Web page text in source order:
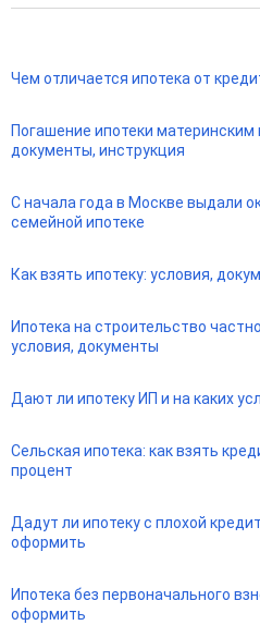
Чем отличается ипотека от
Погашение ипотеки материнским
документы, инструкция
С начала года в Москве выдали
семейной ипотеке
Как взять ипотеку: условия,
Ипотека на строительство
условия, документы
Дают ли ипотеку ИП и на каких
Сельская ипотека: как взять
процент
Дадут ли ипотеку с плохой
оформить
Ипотека без первоначального
оформить